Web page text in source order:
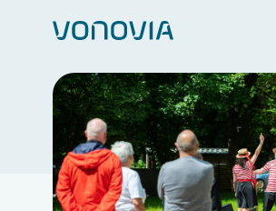
Zuhause finden
Mein Zuhause
Loading...
Loading...
Loading...